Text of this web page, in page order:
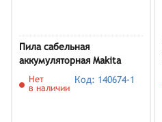
Пила сабельная
аккумуляторная Makita
JR103DZ (без АКБ и ЗУ)
Нет
в наличии
Код: 140674-1